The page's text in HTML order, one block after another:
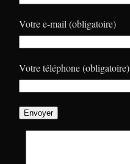
Votre e-mail (obligatoire)
Votre téléphone (obligatoire)